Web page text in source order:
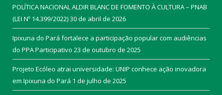
POLÍTICA NACIONAL ALDIR BLANC DE FOMENTO À CULTURA – PNAB
(LEI Nº 14.399/2022)30 de abril de 2026
Ipixuna do Pará fortalece a participação popular com audiências
do PPA Participativo 23 de outubro de 2025
Projeto Ecóleo atrai universidade: UNIP conhece ação inovadora
em Ipixuna do Pará 1 de julho de 2025